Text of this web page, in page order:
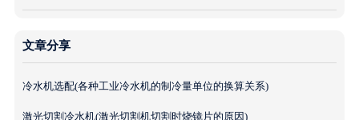
文章分享
冷水机选配(各种工业冷水机的制冷量单位的换算关系)
激光切割冷水机(激光切割机切割时烧镜片的原因)